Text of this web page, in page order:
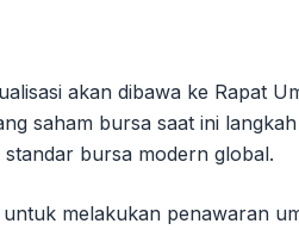
akan dibawa ke Rapat
saham bursa saat ini
bursa modern global.
melakukan penawaran